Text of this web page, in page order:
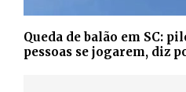
Queda de balão em SC:
pessoas se jogarem, diz